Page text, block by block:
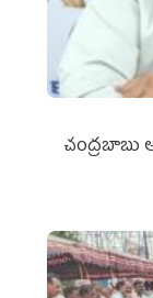
చంద్రబాబు